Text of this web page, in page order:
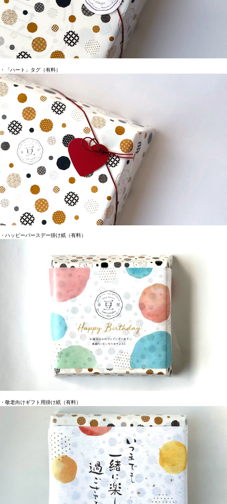
・「ハート」タグ（有料）
・ハッピーバースデー掛け紙（有料）
・敬老向けギフト用掛け紙（有料）